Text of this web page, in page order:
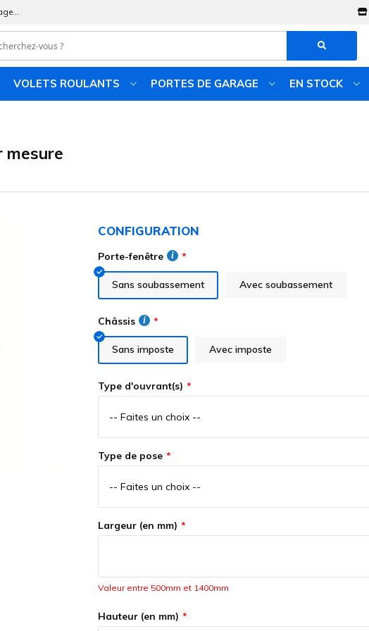
VOLETS ROULANTS PORTES DE GARAGE EN STOCK
CONFIGURATION
Porte-fenêtre
Sans soubassement Avec soubassement
Châssis
Sans imposte Avec imposte
Type d'ouvrant(s)
Type de pose
Largeur (en mm)
Valeur entre 500mm et 1400mm
Hauteur (en mm)